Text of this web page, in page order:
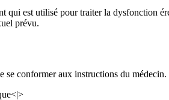
qui est utilisé pour traiter la dysfonction
prévu.
se conformer aux instructions du médecin.